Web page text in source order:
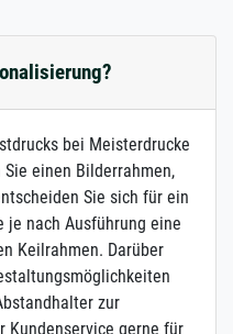
bei Meisterdrucke
einen Bilderrahmen,
Sie sich für ein
je nach Ausführung eine
Keilrahmen. Darüber
zur
Kundenservice gerne für